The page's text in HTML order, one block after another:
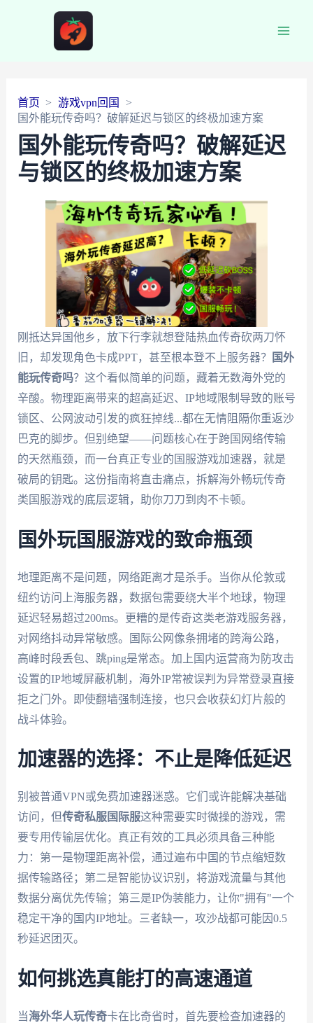
首页
游戏vpn回国
国外能玩传奇吗？破解延迟与锁区的终极加速方案
国外能玩传奇吗？破解延迟
与锁区的终极加速方案
刚抵达异国他乡，放下行李就想登陆热血传奇砍两刀怀
旧，却发现角色卡成PPT，甚至根本登不上服务器？
国外
能玩传奇吗？这个看似简单的问题，藏着无数海外党的
辛酸。物理距离带来的超高延迟、IP地域限制导致的账号
锁区、公网波动引发的疯狂掉线...都在无情阻隔你重返沙
巴克的脚步。但别绝望——问题核心在于跨国网络传输
的天然瓶颈，而一台真正专业的国服游戏加速器，就是
破局的钥匙。这份指南将直击痛点，拆解海外畅玩传奇
类国服游戏的底层逻辑，助你刀刀到肉不卡顿。
国外玩国服游戏的致命瓶颈
地理距离不是问题，网络距离才是杀手。当你从伦敦或
纽约访问上海服务器，数据包需要绕大半个地球，物理
延迟轻易超过200ms。更糟的是传奇这类老游戏服务器，
对网络抖动异常敏感。国际公网像条拥堵的跨海公路，
高峰时段丢包、跳ping是常态。加上国内运营商为防攻击
设置的IP地域屏蔽机制，海外IP常被误判为异常登录直接
拒之门外。即使翻墙强制连接，也只会收获幻灯片般的
战斗体验。
加速器的选择：不止是降低延迟
别被普通VPN或免费加速器迷惑。它们或许能解决基础
访问，但传奇私服国际服这种需要实时微操的游戏，需
要专用传输层优化。真正有效的工具必须具备三种能
力：第一是物理距离补偿，通过遍布中国的节点缩短数
据传输路径；第二是智能协议识别，将游戏流量与其他
数据分离优先传输；第三是IP伪装能力，让你"拥有"一个
稳定干净的国内IP地址。三者缺一，攻沙战都可能因0.5
秒延迟团灭。
如何挑选真能打的高速通道
当海外华人玩传奇卡在比奇省时，首先要检查加速器的